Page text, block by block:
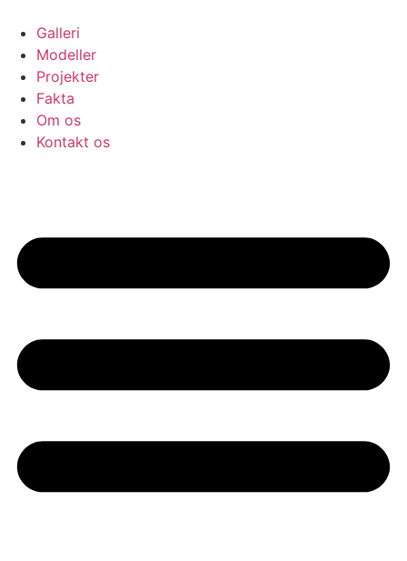
content
Galleri
Modeller
Projekter
Fakta
Om os
Kontakt os